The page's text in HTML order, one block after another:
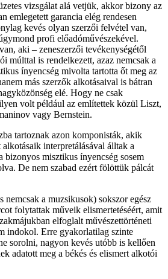
vizsgálat alá vetjük, akkor bizony az
emlegetett garancia elég rendesen
kevés olyan szerzői felvétel van,
profi előadóművészekével.
aki – zeneszerzői tevékenységétől
múlttal is rendelkezett, azaz nemcsak a
ínyencség mivolta tartotta őt meg az
más szerzők alkotásaival is bátran
elé. Hogy ne csak
volt például az említettek közül Liszt,
vagy Bernstein.
tartoznak azon komponisták, akik
interpretálásával álltak a
misztikus ínyencség sosem
De nem szabad ezért fölöttük pálcát
nemcsak a muzsikusok) sokszor egész
folytattak műveik elismertetéséért, amit
elfoglalt művészettörténeti
indokol. Erre gyakorlatilag szinte
sorolni, nagyon kevés utóbb is kellően
adatott meg a békés és elismert alkotói